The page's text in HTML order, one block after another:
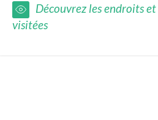
Découvrez les endroits
visitées